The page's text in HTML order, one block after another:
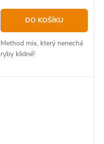
DO KOŠÍKU
Method mix, který nenechá
ryby klidné!